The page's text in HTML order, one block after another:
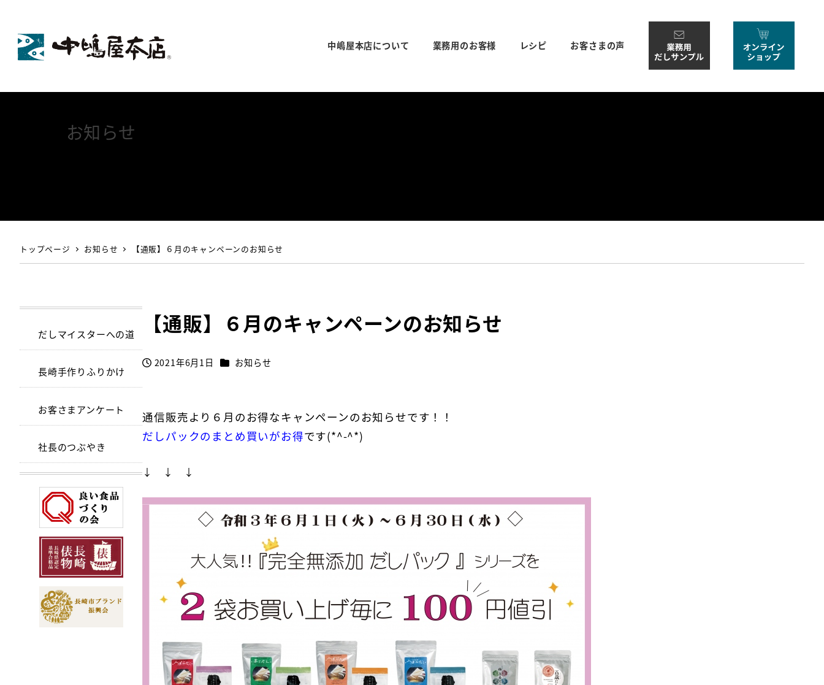
中嶋屋本店について 業務用のお客様 レシピ お客さまの声
トップページ お知らせ 【通販】６月のキャンペーンのお知らせ
【通販】６月のキャンペーンのお知らせ
投稿日
2021年6月1日 カテゴリー
お知らせ
通信販売より６月のお得なキャンペーンのお知らせです！！
だしパックのまとめ買いがお得です(*^-^*)
↓ ↓ ↓
だしマイスターへの道
長崎手作りふりかけ
お客さまアンケート
社長のつぶやき
お知らせ